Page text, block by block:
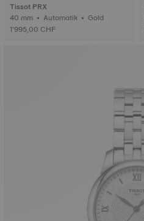
Tissot PRX
40 mm • Automatik • Gold
1’995,00 CHF